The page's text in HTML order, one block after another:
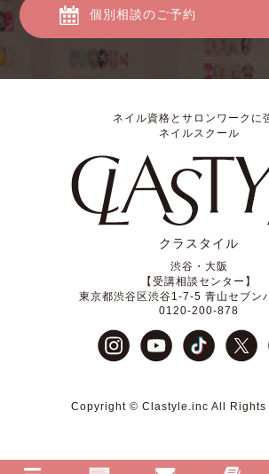
個別相談のご予約
ネイル資格とサロンワークに
ネイルスクール
クラスタイル
渋谷・大阪
【受講相談センター】
東京都渋谷区渋谷1-7-5 青山セブン
0120-200-878
Copyright © Clastyle.inc All Rights